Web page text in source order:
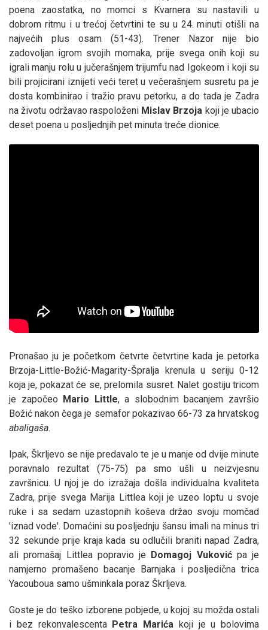
poena zaostatka, no momci s Kvarnera su nastavili u
dobrom ritmu i u trećoj četvrtini te su u 24. minuti otišli na
najvećih plus osam (51-43). Trener Nazor nije bio
zadovoljan igrom svojih momaka, prije svega onih koji su
igrali manju rolu u jučerašnjem trijumfu nad Igokeom i koji su
bili projicirani iznijeti veći teret u večerašnjem susretu pa je
dosta kombinirao i tražio pravu petorku, a do tada je Zadra
na životu održavao raspoloženi Mislav Brzoja koji je ubacio
deset poena u posljednjih pet minuta treće dionice.
Pronašao ju je početkom četvrte četvrtine kada je petorka
Brzoja-Little-Božić-Magarity-Špralja krenula u seriju 0-12
koja je, pokazat će se, prelomila susret. Nalet gostiju tricom
je započeo Mario Little, a slobodnim bacanjem završio
Božić nakon čega je semafor pokazivao 66-73 za hrvatskog
abaligaša.
Ipak, Škrljevo se nije predavalo te je u manje od dvije minute
poravnalo rezultat (75-75) pa smo ušli u neizvjesnu
završnicu. U njoj je do izražaja došla individualna kvaliteta
Zadra, prije svega Marija Littlea koji je uzeo loptu u svoje
ruke i sa sedam uzastopnih koševa držao svoju momčad
'iznad vode'. Domaćini su posljednju šansu imali na minus tri
32 sekunde prije kraja kada su odlučili braniti napad Zadra,
ali promašaj Littlea popravio je Domagoj Vukovićpa je
namjerno promašeno bacanje Barnjaka i posljedična trica
Yacouboua samo ušminkala poraz Škrljeva.
Goste je do teško izborene pobjede, u kojoj su možda ostali
i bez rekonvalescenta Petra Marića koji je u bolovima